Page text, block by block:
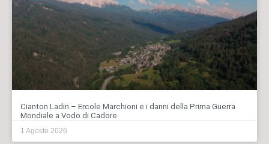
Cianton Ladin – Ercole Marchioni e i danni della Prima Guerra
Mondiale a Vodo di Cadore
1 Agosto 2026